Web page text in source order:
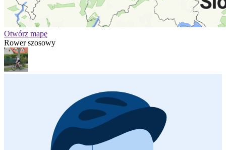
Otwórz mapę
Rower szosowy